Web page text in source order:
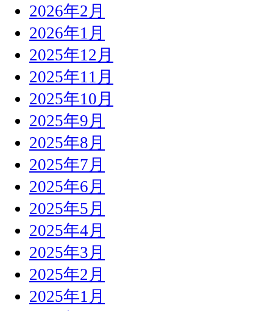
2026年2月
2026年1月
2025年12月
2025年11月
2025年10月
2025年9月
2025年8月
2025年7月
2025年6月
2025年5月
2025年4月
2025年3月
2025年2月
2025年1月